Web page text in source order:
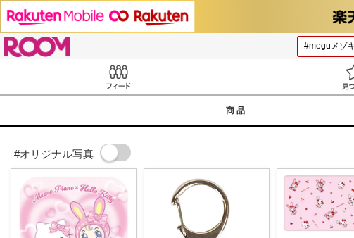
商品
#オリジナル写真